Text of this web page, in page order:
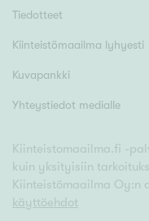
Kunto
Hyvä
Tyydyttävä
Välttävä
Ominaisuudet
Hissi
Järvi- tai
Tiedotteet
Kiinteistömaailma lyhyesti
Kuvapankki
Yhteystiedot medialle
Kiinteistomaailma.fi -
kuin yksityisiin
Kiinteistömaailma Oy:n
käyttöehdot